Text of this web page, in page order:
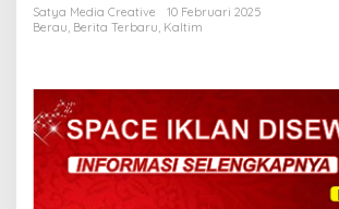
Satya Media Creative
10 Februari 2025
Berau Berita Terbaru Kaltim